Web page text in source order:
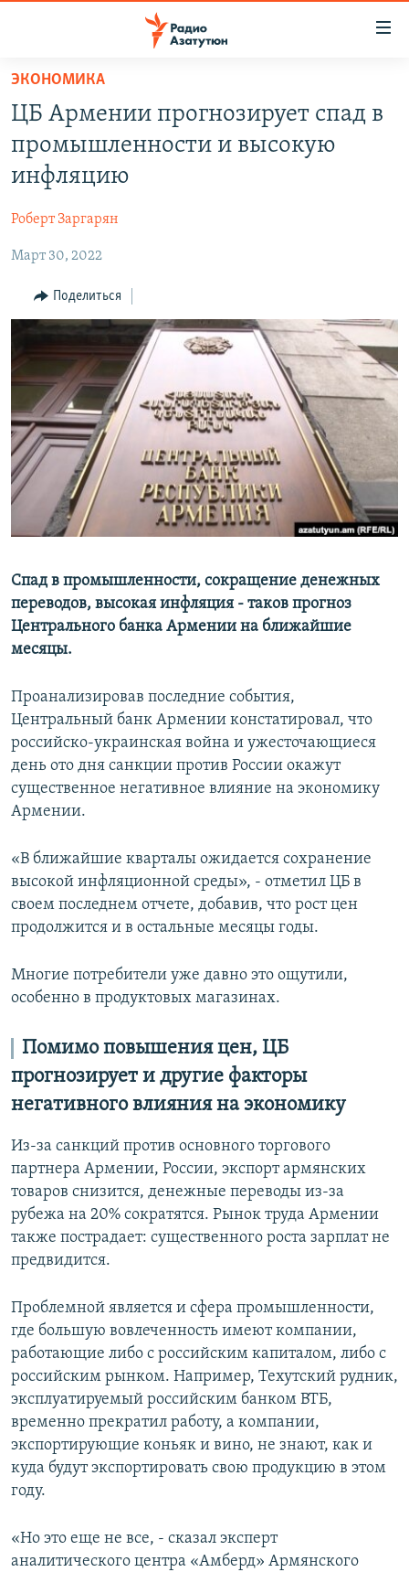
Перейти
основному
содержанию
Перейти
основной
навигации
Перейти
поиску
НОВОСТИ
ПОЛИТИКА
ЭКОНОМИКА
РЕГИОН
НАГОРНЫЙ КАРАБАХ
КУЛЬТУРА
СПОРТ
АРХИВ
Հայերեն
English
Русский
ЭКОНОМИКА
ЦБ Армении прогнозирует спад в
промышленности и высокую
инфляцию
Роберт Заргарян
Март 30, 2022
Поделиться
Спад в промышленности, сокращение денежных
переводов, высокая инфляция - таков прогноз
Центрального банка Армении на ближайшие
месяцы.
Проанализировав последние события,
Центральный банк Армении констатировал, что
российско-украинская война и ужесточающиеся
день ото дня санкции против России окажут
существенное негативное влияние на экономику
Армении.
«В ближайшие кварталы ожидается сохранение
высокой инфляционной среды», - отметил ЦБ в
своем последнем отчете, добавив, что рост цен
продолжится и в остальные месяцы годы.
Многие потребители уже давно это ощутили,
особенно в продуктовых магазинах.
Помимо повышения цен, ЦБ
прогнозирует и другие факторы
негативного влияния на экономику
Из-за санкций против основного торгового
партнера Армении, России, экспорт армянских
товаров снизится, денежные переводы из-за
рубежа на 20% сократятся. Рынок труда Армении
также пострадает: существенного роста зарплат не
предвидится.
Проблемной является и сфера промышленности,
где большую вовлеченность имеют компании,
работающие либо с российским капиталом, либо с
российским рынком. Например, Техутский рудник,
эксплуатируемый российским банком ВТБ,
временно прекратил работу, а компании,
экспортирующие коньяк и вино, не знают, как и
куда будут экспортировать свою продукцию в этом
году.
«Но это еще не все, - сказал эксперт
аналитического центра «Амберд» Армянского